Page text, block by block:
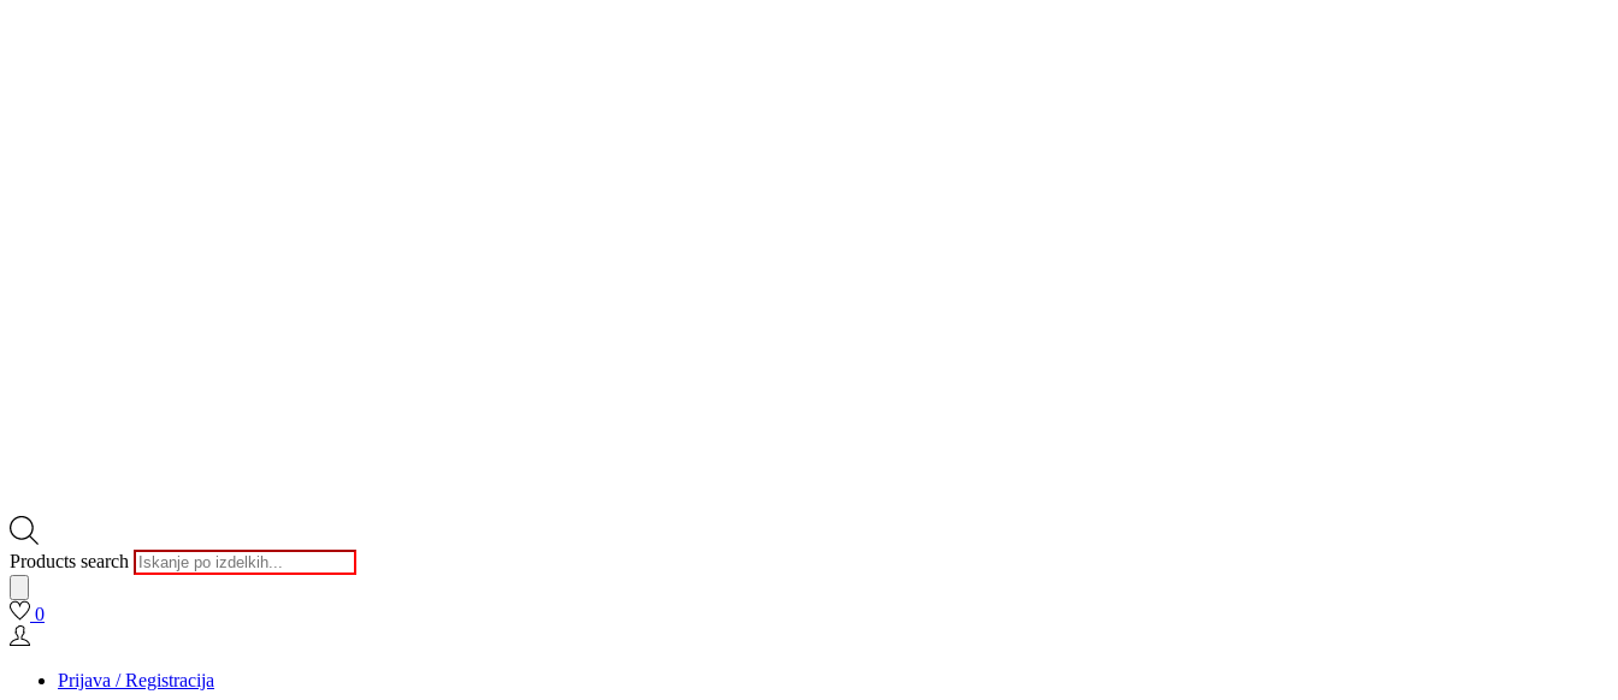
Products search
0
Prijava / Registracija